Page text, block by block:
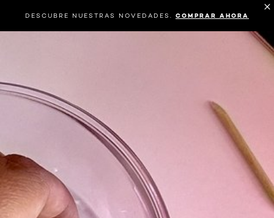
DESCUBRE NUESTRAS NOVEDADES. COMPRAR AHORA